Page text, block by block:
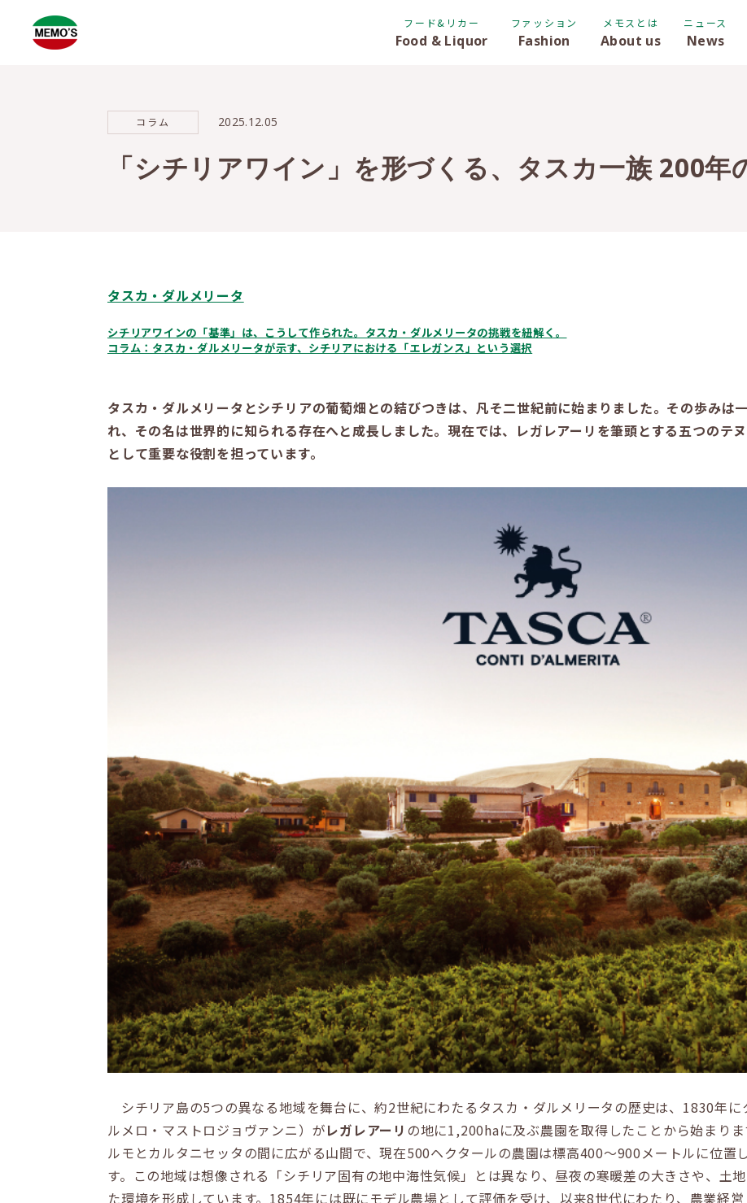
フード&リカー
Food & Liquor
ファッション
Fashion
メモスとは
About us
ニュース
News
コラム 2025.12.05
「シチリアワイン」を形づくる、タスカ一族 200年
タスカ・ダルメリータ
シチリアワインの「基準」は、こうして作られた。タスカ・ダルメリータの挑戦を紐解く。
コラム：タスカ・ダルメリータが示す、シチリアにおける「エレガンス」という選択
タスカ・ダルメリータとシチリアの葡萄畑との結びつきは、凡そ二世紀前に始まりました。その歩みは
れ、その名は世界的に知られる存在へと成長しました。現在では、レガレアーリを筆頭とする五つのテ
として重要な役割を担っています。
シチリア島の5つの異なる地域を舞台に、約2世紀にわたるタスカ・ダルメリータの歴史は、1830年
ルメロ・マストロジョヴァンニ）がレガレアーリ の地に1,200haに及ぶ農園を取得したことから始まり
ルモとカルタニセッタの間に広がる山間で、現在500ヘクタールの農園は標高400〜900メートルに位置
す。この地域は想像される「シチリア固有の地中海性気候」とは異なり、昼夜の寒暖差の大きさや、土
た環境を形成しています。1854年には既にモデル農場として評価を受け、以来8世代にわたり、農業経